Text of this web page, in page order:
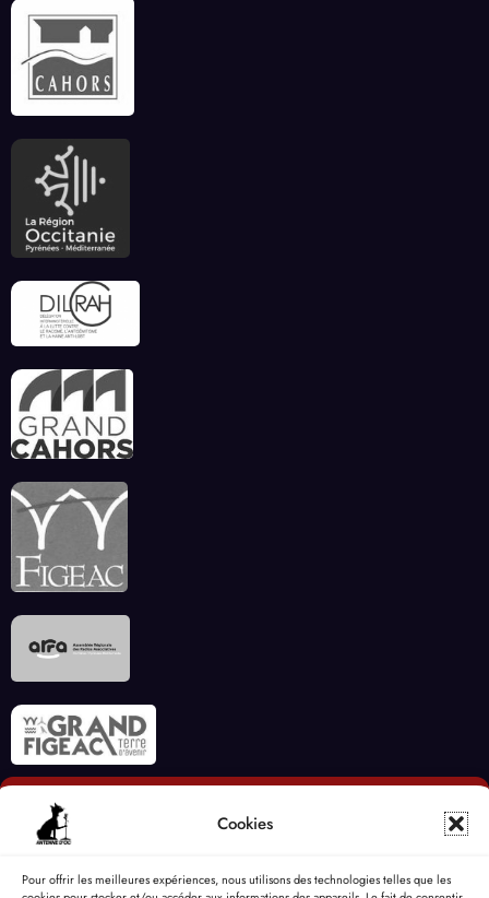
Cookies
Pour offrir les meilleures expériences, nous utilisons des technologies telles que les